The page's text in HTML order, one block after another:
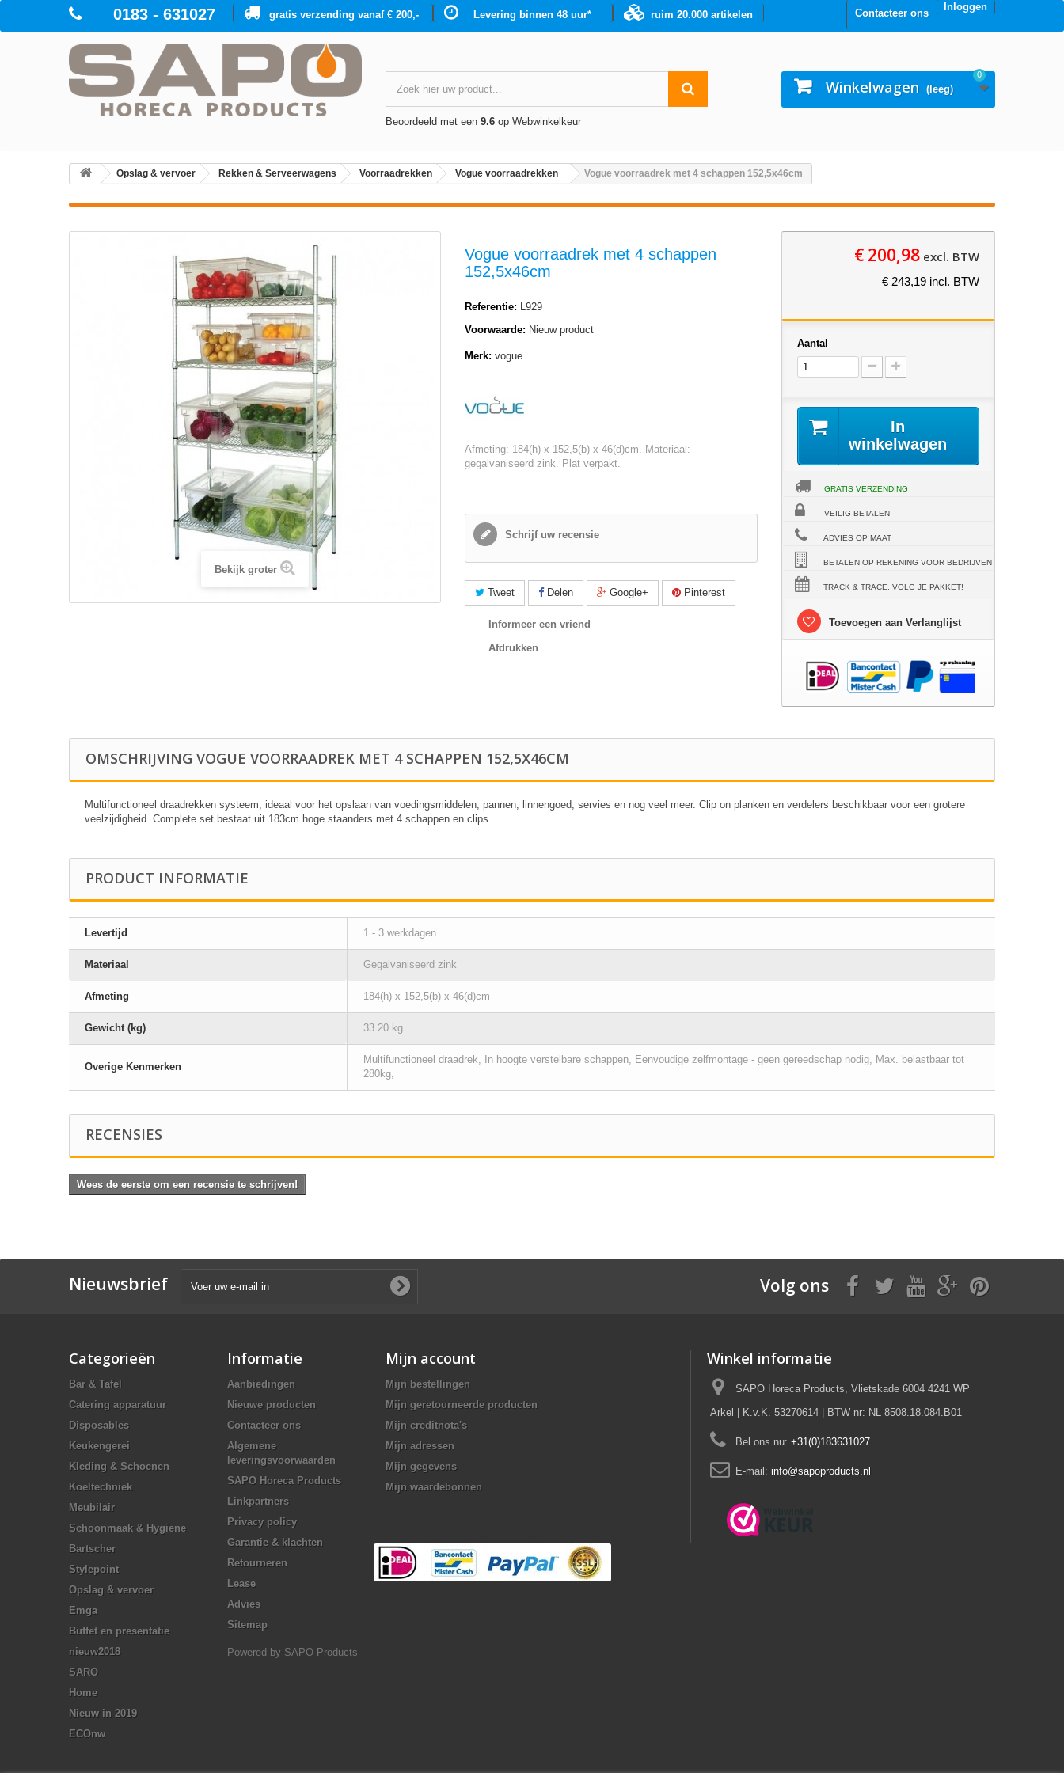
Inloggen
Contacteer ons
0183 - 631027 ruim 20.000 artikelen
Levering binnen 48 uur*
gratis verzending vanaf € 200,-
Beoordeeld met een 9.6op Webwinkelkeur
Winkelwagen (leeg)
0
Opslag & vervoer Rekken & Serveerwagens Voorraadrekken Vogue voorraadrekken Vogue voorraadrek met 4 schappen 152,5x46cm
Bekijk groter
Vogue voorraadrek met 4 schappen
152,5x46cm
Referentie: L929
Voorwaarde: Nieuw product
Merk: vogue
Afmeting: 184(h) x 152,5(b) x 46(d)cm. Materiaal:
gegalvaniseerd zink. Plat verpakt.
Schrijf uw recensie
Tweet Delen Google+ Pinterest
Informeer een vriend
Afdrukken
€ 200,98excl. BTW
€ 243,19 incl. BTW
Aantal
In
winkelwagen
GRATIS VERZENDING
VEILIG BETALEN
ADVIES OP MAAT
BETALEN OP REKENING VOOR BEDRIJVEN
TRACK & TRACE, VOLG JE PAKKET!
Toevoegen aan Verlanglijst
OMSCHRIJVING VOGUE VOORRAADREK MET 4 SCHAPPEN 152,5X46CM
Multifunctioneel draadrekken systeem, ideaal voor het opslaan van voedingsmiddelen, pannen, linnengoed, servies en nog veel meer. Clip on planken en verdelers beschikbaar voor een grotere
veelzijdigheid. Complete set bestaat uit 183cm hoge staanders met 4 schappen en clips.
PRODUCT INFORMATIE
Levertijd 1 - 3 werkdagen
Materiaal Gegalvaniseerd zink
Afmeting 184(h) x 152,5(b) x 46(d)cm
Gewicht (kg) 33.20 kg
Overige Kenmerken
Multifunctioneel draadrek, In hoogte verstelbare schappen, Eenvoudige zelfmontage - geen gereedschap nodig, Max. belastbaar tot
280kg,
RECENSIES
Wees de eerste om een recensie te schrijven!
Nieuwsbrief Volg ons
Categorieën
Bar & Tafel
Catering apparatuur
Disposables
Keukengerei
Kleding & Schoenen
Koeltechniek
Meubilair
Schoonmaak & Hygiene
Bartscher
Stylepoint
Opslag & vervoer
Emga
Buffet en presentatie
nieuw2018
SARO
Home
Nieuw in 2019
ECOnw
Informatie
Aanbiedingen
Nieuwe producten
Contacteer ons
Algemene
leveringsvoorwaarden
SAPO Horeca Products
Linkpartners
Privacy policy
Garantie & klachten
Retourneren
Lease
Advies
Sitemap
Powered by SAPO Products
Mijn account
Mijn bestellingen
Mijn geretourneerde producten
Mijn creditnota's
Mijn adressen
Mijn gegevens
Mijn waardebonnen
Winkel informatie
SAPO Horeca Products, Vlietskade 6004 4241 WP
Arkel | K.v.K. 53270614 | BTW nr: NL 8508.18.084.B01
Bel ons nu: +31(0)183631027
E-mail: info@sapoproducts.nl